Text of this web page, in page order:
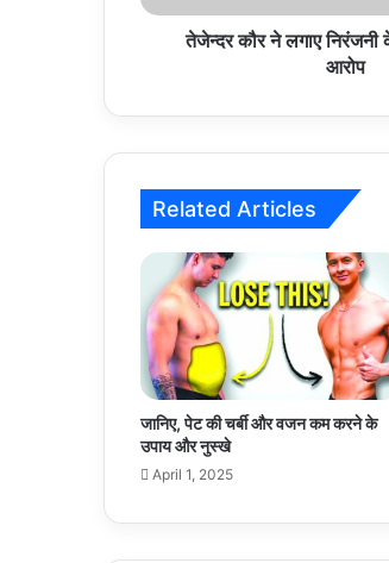
गंभीर
तेजेन्दर कौर ने लगाए निरंजनी
आरोप
Related Articles
जानिए, पेट की चर्बी और वजन कम करने के
उपाय और नुस्खे
April 1, 2025